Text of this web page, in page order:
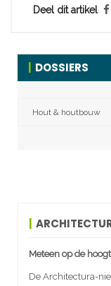
Deel dit artikel
DOSSIERS
Hout & houtbouw
Meteen op de
De Architectura-